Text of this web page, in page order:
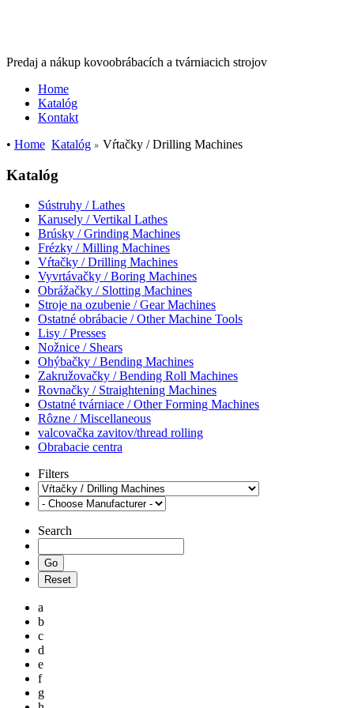
Predaj a nákup kovoobrábacích a tvárniacich strojov
Home
Katalóg
Kontakt
• Home Katalóg Vŕtačky / Drilling Machines
Katalóg
Sústruhy / Lathes
Karusely / Vertikal Lathes
Brúsky / Grinding Machines
Frézky / Milling Machines
Vŕtačky / Drilling Machines
Vyvrtávačky / Boring Machines
Obrážačky / Slotting Machines
Stroje na ozubenie / Gear Machines
Ostatné obrábacie / Other Machine Tools
Lisy / Presses
Nožnice / Shears
Ohýbačky / Bending Machines
Zakružovačky / Bending Roll Machines
Rovnačky / Straightening Machines
Ostatné tvárniace / Other Forming Machines
Rôzne / Miscellaneous
valcovačka zavitov/thread rolling
Obrabacie centra
Filters
Search
a
b
c
d
e
f
g